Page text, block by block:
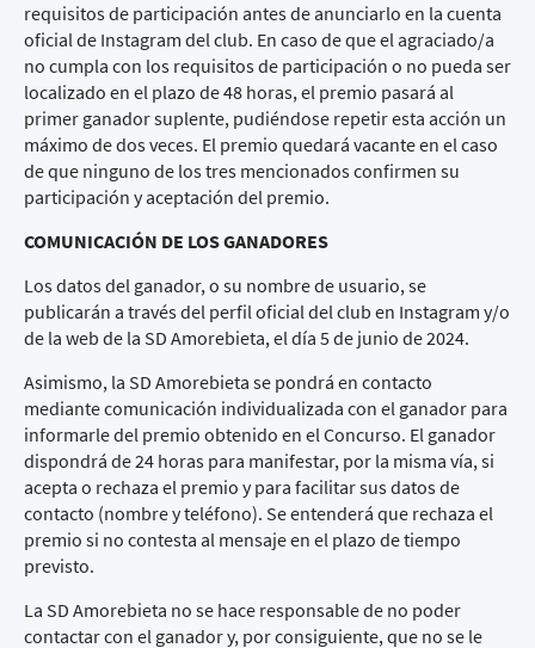
requisitos de participación antes de anunciarlo en la cuenta
oficial de Instagram del club. En caso de que el agraciado/a
no cumpla con los requisitos de participación o no pueda ser
localizado en el plazo de 48 horas, el premio pasará al
primer ganador suplente, pudiéndose repetir esta acción un
máximo de dos veces. El premio quedará vacante en el caso
de que ninguno de los tres mencionados confirmen su
participación y aceptación del premio.
COMUNICACIÓN DE LOS GANADORES
Los datos del ganador, o su nombre de usuario, se
publicarán a través del perfil oficial del club en Instagram y/o
de la web de la SD Amorebieta, el día 5 de junio de 2024.
Asimismo, la SD Amorebieta se pondrá en contacto
mediante comunicación individualizada con el ganador para
informarle del premio obtenido en el Concurso. El ganador
dispondrá de 24 horas para manifestar, por la misma vía, si
acepta o rechaza el premio y para facilitar sus datos de
contacto (nombre y teléfono). Se entenderá que rechaza el
premio si no contesta al mensaje en el plazo de tiempo
previsto.
La SD Amorebieta no se hace responsable de no poder
contactar con el ganador y, por consiguiente, que no se le